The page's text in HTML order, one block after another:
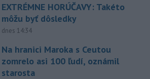
EXTRÉMNE HORÚČAVY: Takéto
môžu byť dôsledky
dnes 14:34
Na hranici Maroka s Ceutou
zomrelo asi 100 ľudí, oznámil
starosta